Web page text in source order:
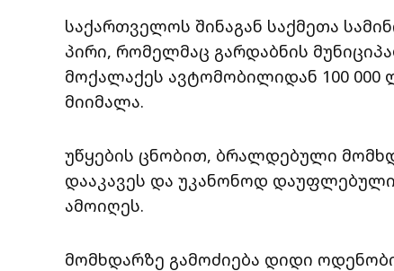
საქართველოს შინაგან საქმეთა
პირი, რომელმაც გარდაბნის
მოქალაქეს ავტომობილიდან 100 000
მიიმალა.
უწყების ცნობით, ბრალდებული
დააკავეს და უკანონოდ
ამოიღეს.
მომხდარზე გამოძიება დიდი